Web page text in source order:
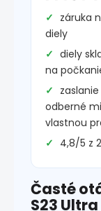
záruka
diely
diely
na
odberné
vlastnou
4,8/5 z
Časté
S23 Ultra